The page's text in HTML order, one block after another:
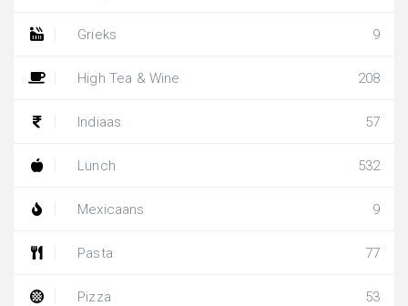
Grieks 9
High Tea & Wine 208
Indiaas 57
Lunch 532
Mexicaans 9
Pasta 77
Pizza 53